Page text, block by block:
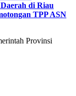
di Riau
TPP ASN
Provinsi